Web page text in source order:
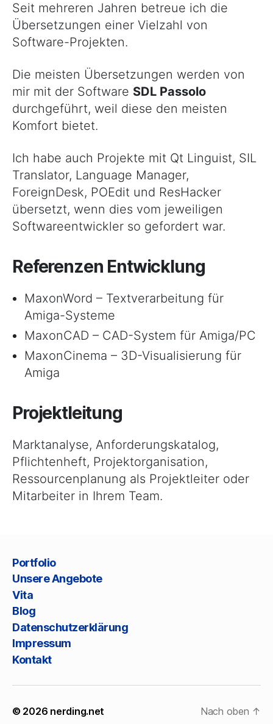
Seit mehreren Jahren betreue ich die
Übersetzungen einer Vielzahl von
Software-Projekten.
Die meisten Übersetzungen werden von
mir mit der Software SDL Passolo
durchgeführt, weil diese den meisten
Komfort bietet.
Ich habe auch Projekte mit Qt Linguist, SIL
Translator, Language Manager,
ForeignDesk, POEdit und ResHacker
übersetzt, wenn dies vom jeweiligen
Softwareentwickler so gefordert war.
Referenzen Entwicklung
MaxonWord – Textverarbeitung für
Amiga-Systeme
MaxonCAD – CAD-System für Amiga/PC
MaxonCinema – 3D-Visualisierung für
Amiga
Projektleitung
Marktanalyse, Anforderungskatalog,
Pflichtenheft, Projektorganisation,
Ressourcenplanung als Projektleiter oder
Mitarbeiter in Ihrem Team.
Portfolio
Unsere Angebote
Vita
Blog
Datenschutzerklärung
Impressum
Kontakt
© 2026 nerding.net Nach oben ↑